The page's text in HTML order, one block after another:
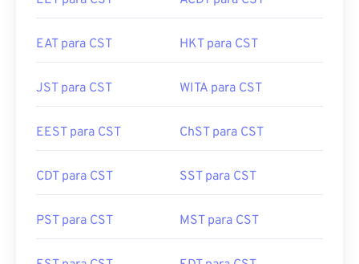
EAT para CST HKT para CST
JST para CST WITA para CST
EEST para CST ChST para CST
CDT para CST SST para CST
PST para CST MST para CST